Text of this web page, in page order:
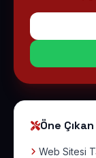
Öne
Web Sitesi